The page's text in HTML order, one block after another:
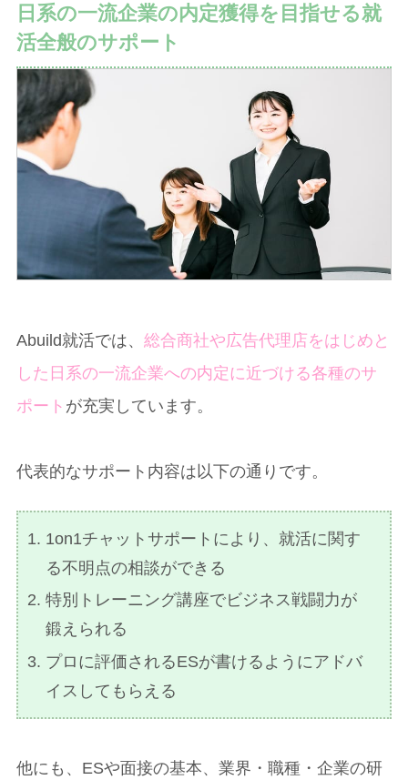
日系の一流企業の内定獲得を目指せる就
活全般のサポート
Abuild就活では、 総合商社や広告代理店をはじめと
した日系の一流企業への内定に近づける各種のサ
ポート が充実しています。
代表的なサポート内容は以下の通りです。
1on1チャットサポートにより、就活に関す
る不明点の相談ができる
特別トレーニング講座でビジネス戦闘力が
鍛えられる
プロに評価されるESが書けるようにアドバ
イスしてもらえる
他にも、ESや面接の基本、業界・職種・企業の研